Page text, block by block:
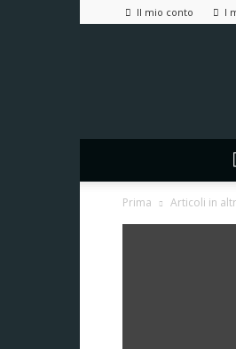
Il mio conto I
Prima Articoli in